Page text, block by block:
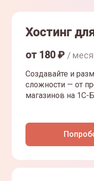
Хостинг
от 180₽ /
Создавайте и
сложности — от
магазинов на 1С-